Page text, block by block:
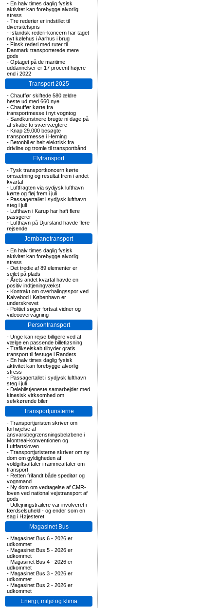
- En halv times daglig fysisk
aktivitet kan forebygge alvorlig
stress
- Tre rederier er indstillet til
diversitetspris
- Islandsk rederi-koncern har taget
nyt kølehus i Aarhus i brug
- Finsk rederi med ruter til
Danmark transporterede mere
gods
- Optaget på de maritime
uddannelser er 17 procent højere
end i 2022
Transport 2025
- Chauffør skiftede 580 ældre
heste ud med 660 nye
- Chauffør kørte fra
transportmesse i nyt vogntog
- Sandkunstnere brugte ni dage på
at skabe to sværvægtere
- Knap 29.000 besøgte
transportmesse i Herning
- Betonbil er helt elektrisk fra
drivline og tromle til transportbånd
Flytransport
- Tysk transportkoncern kørte
omsætning og resultat frem i andet
kvartal
- Luftfragten via sydjysk lufthavn
kørte og fløj frem i juli
- Passagertallet i sydjysk lufthavn
steg i juli
- Lufthavn i Karup har haft flere
passgerer
- Lufthavn på Djursland havde flere
rejsende
Jernbanetransport
- En halv times daglig fysisk
aktivitet kan forebygge alvorlig
stress
- Det tredie af 89 elementer er
sejlet på plads
- Årets andet kvartal havde en
positiv indtjeningvækst
- Kontrakt om overhalingsspor ved
Kalvebod i København er
underskrevet
- Politiet søger fortsat vidner og
videoovervågning
Persontransport
- Unge kan rejse billigere ved at
vælge en passende billetløsning
- Trafikselskab tilbyder gratis
transport til festuge i Randers
- En halv times daglig fysisk
aktivitet kan forebygge alvorlig
stress
- Passagertallet i sydjysk lufthavn
steg i juli
- Delebilstjeneste samarbejder med
kinesisk virksomhed om
selvkørende biler
Transportjuristerne
- Transportjuristen skriver om
forhøjelse af
ansvarsbegrænsningsbeløbene i
Montreal-konventionen og
Luftfartsloven
- Transportjuristerne skriver om ny
dom om gyldigheden af
voldgiftsaftaler i rammeaftaler om
transport
- Retten frifandt både speditør og
vognmand
- Ny dom om vedtagelse af CMR-
loven ved national vejstransport af
gods
- Udlejningstrailere var involveret i
færdselsuheld - og ender som en
sag i Højesteret
Magasinet Bus
- Magasinet Bus 6 - 2026 er
udkommet
- Magasinet Bus 5 - 2026 er
udkommet
- Magasinet Bus 4 - 2026 er
udkommet
- Magasinet Bus 3 - 2026 er
udkommet
- Magasinet Bus 2 - 2026 er
udkommet
Energi, miljø og klima